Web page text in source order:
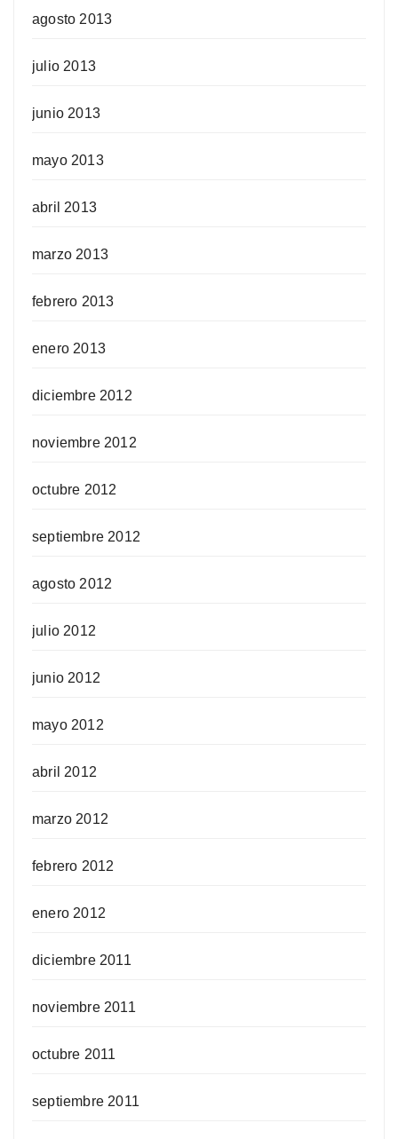
agosto 2013
julio 2013
junio 2013
mayo 2013
abril 2013
marzo 2013
febrero 2013
enero 2013
diciembre 2012
noviembre 2012
octubre 2012
septiembre 2012
agosto 2012
julio 2012
junio 2012
mayo 2012
abril 2012
marzo 2012
febrero 2012
enero 2012
diciembre 2011
noviembre 2011
octubre 2011
septiembre 2011